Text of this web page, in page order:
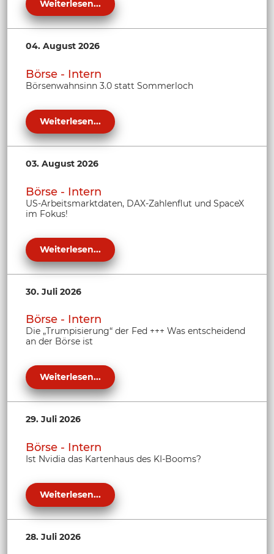
Weiterlesen...
04. August 2026
Börse - Intern
Börsenwahnsinn 3.0 statt Sommerloch
Weiterlesen...
03. August 2026
Börse - Intern
US-Arbeitsmarktdaten, DAX-Zahlenflut und SpaceX
im Fokus!
Weiterlesen...
30. Juli 2026
Börse - Intern
Die „Trumpisierung“ der Fed +++ Was entscheidend
an der Börse ist
Weiterlesen...
29. Juli 2026
Börse - Intern
Ist Nvidia das Kartenhaus des KI-Booms?
Weiterlesen...
28. Juli 2026